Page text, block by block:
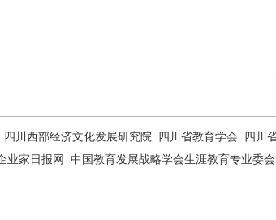
四川西部经济文化发展研究院 四川省教育学会 四川
业家日报网 中国教育发展战略学会生涯教育专业委会